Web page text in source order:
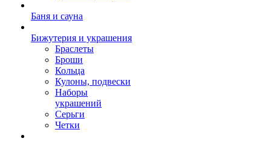
Баня и сауна
Бижутерия и украшения
Браслеты
Броши
Кольца
Кулоны, подвески
Наборы
украшений
Серьги
Четки